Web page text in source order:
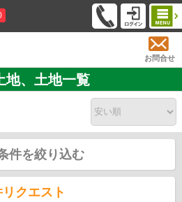
お問合せ
地、土地一覧
件を絞り込む
クエスト